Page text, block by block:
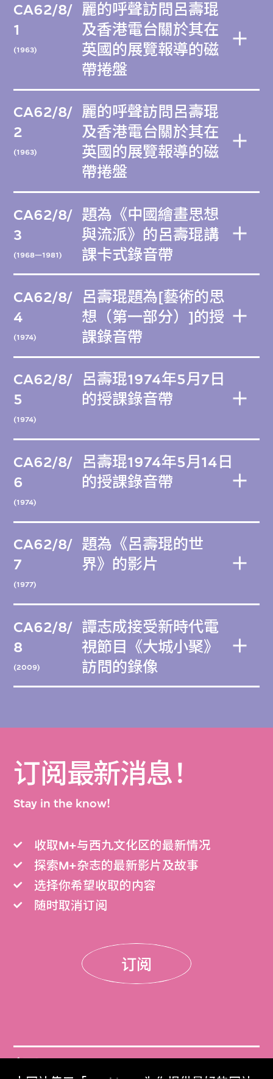
CA62/8/
1
(1963)
麗的呼聲訪問呂壽琨
及香港電台關於其在
英國的展覽報導的磁
帶捲盤
CA62/8/
2
(1963)
麗的呼聲訪問呂壽琨
及香港電台關於其在
英國的展覽報導的磁
帶捲盤
CA62/8/
3
(1968—1981)
題為《中國繪畫思想
與流派》的呂壽琨講
課卡式錄音帶
CA62/8/
4
(1974)
呂壽琨題為[藝術的思
想（第一部分）]的授
課錄音帶
CA62/8/
5
(1974)
呂壽琨1974年5月7日
的授課錄音帶
CA62/8/
6
(1974)
呂壽琨1974年5月14日
的授課錄音帶
CA62/8/
7
(1977)
題為《呂壽琨的世
界》的影片
CA62/8/
8
(2009)
譚志成接受新時代電
視節目《大城小聚》
訪問的錄像
订阅最新消息！
Stay in the know!
收取M+与西九文化区的最新情况
探索M+杂志的最新影片及故事
选择你希望收取的内容
随时取消订阅
订阅
门票